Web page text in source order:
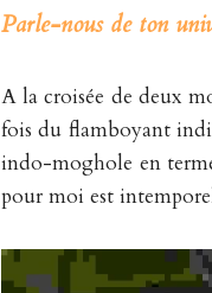
Parle-nous de ton
A la croisée de deux
fois du flamboyant
indo-moghole en
pour moi est